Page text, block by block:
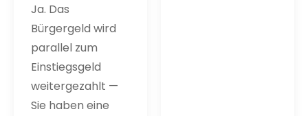
Ja. Das
Bürgergeld wird
parallel zum
Einstiegsgeld
weitergezahlt —
Sie haben eine